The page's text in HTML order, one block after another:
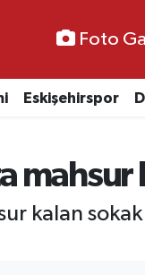
Foto
Eskişehirspor
kalan